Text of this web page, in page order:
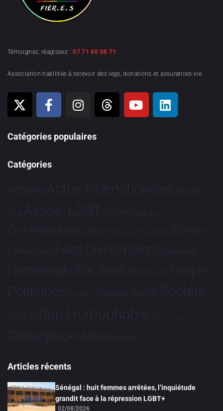
Témoignez, réagissez :07 71 80 08 71
Association habilitée à recevoir des legs, donations et assurances-vie
Catégories populaires
Catégories
Actions Actus Internationales Afrique
Asie Assos. LGBT Bioéthique Brève
Communiqués Culture Dialogues France-Brésil Europe
Evénements Faits Divers France Hommage
HumanophobieJustice Partenariat People
Politiques Projets Religion Santé Société
Sport Stop Homophobie Tech Tribune
TémoignageVidéo Études
Articles récents
Sénégal : huit femmes arrêtées, l’inquiétude
grandit face à la répression LGBT+
02/08/2026